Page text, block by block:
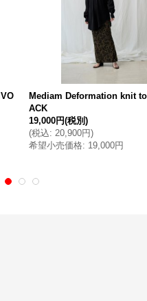
Mediam Deformation knit
ACK
19,000円(税別)
(税込: 20,900円)
希望小売価格: 19,000円